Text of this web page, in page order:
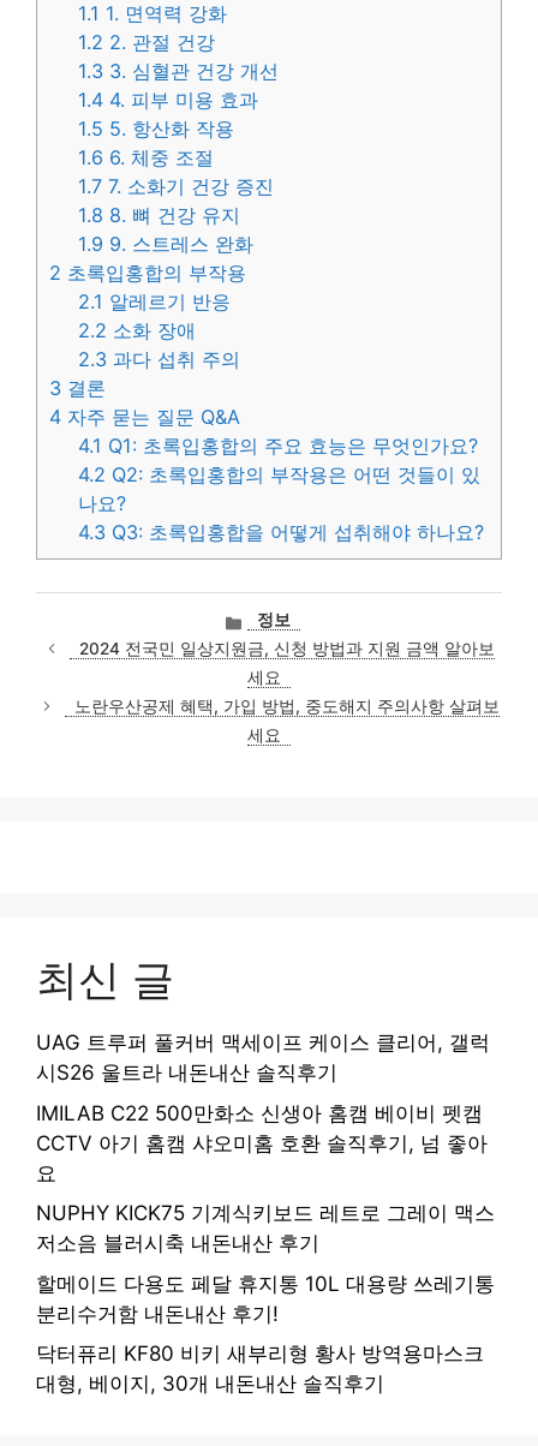
1.1 1. 면역력 강화
1.2 2. 관절 건강
1.3 3. 심혈관 건강 개선
1.4 4. 피부 미용 효과
1.5 5. 항산화 작용
1.6 6. 체중 조절
1.7 7. 소화기 건강 증진
1.8 8. 뼈 건강 유지
1.9 9. 스트레스 완화
2 초록입홍합의 부작용
2.1 알레르기 반응
2.2 소화 장애
2.3 과다 섭취 주의
3 결론
4 자주 묻는 질문 Q&A
4.1 Q1: 초록입홍합의 주요 효능은 무엇인가요?
4.2 Q2: 초록입홍합의 부작용은 어떤 것들이 있
나요?
4.3 Q3: 초록입홍합을 어떻게 섭취해야 하나요?
카
테
고
리
정보
2024 전국민 일상지원금, 신청 방법과 지원 금액 알아보
세요
노란우산공제 혜택, 가입 방법, 중도해지 주의사항 살펴보
세요
최신 글
UAG 트루퍼 풀커버 맥세이프 케이스 클리어, 갤럭
시S26 울트라 내돈내산 솔직후기
IMILAB C22 500만화소 신생아 홈캠 베이비 펫캠
CCTV 아기 홈캠 샤오미홈 호환 솔직후기, 넘 좋아
요
NUPHY KICK75 기계식키보드 레트로 그레이 맥스
저소음 블러시축 내돈내산 후기
할메이드 다용도 페달 휴지통 10L 대용량 쓰레기통
분리수거함 내돈내산 후기!
닥터퓨리 KF80 비키 새부리형 황사 방역용마스크
대형, 베이지, 30개 내돈내산 솔직후기